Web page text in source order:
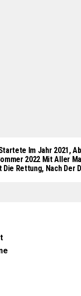
Im Jahr 2021,
2022 Mit Aller
Rettung, Nach Der